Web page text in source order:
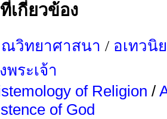
เกี่ยวข้อง
วิทยาศาสนา / อเทวนิ
พระเจ้า
of Religion /
of God